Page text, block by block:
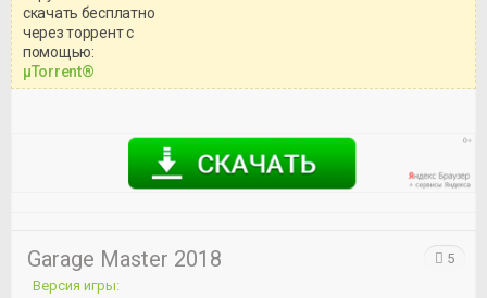
системными требованиями и
скачать бесплатно
через торрент с
помощью:
μTorrent®
Garage Master 2018
Версия игры:
5